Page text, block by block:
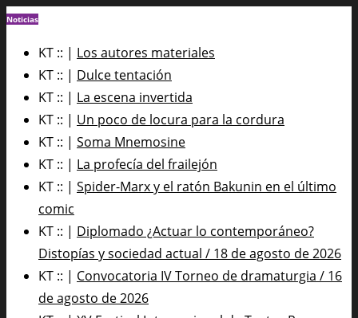
Noticias
KT :: | Los autores materiales
KT :: | Dulce tentación
KT :: | La escena invertida
KT :: | Un poco de locura para la cordura
KT :: | Soma Mnemosine
KT :: | La profecía del frailejón
KT :: | Spider-Marx y el ratón Bakunin en el último
comic
KT :: | Diplomado ¿Actuar lo contemporáneo?
Distopías y sociedad actual / 18 de agosto de 2026
KT :: | Convocatoria IV Torneo de dramaturgia / 16
de agosto de 2026